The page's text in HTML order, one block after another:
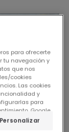
para ofrecerte
tu navegación y
que nos
cookies
Las cookies
y
para
Google
su sitio de
Personalizar